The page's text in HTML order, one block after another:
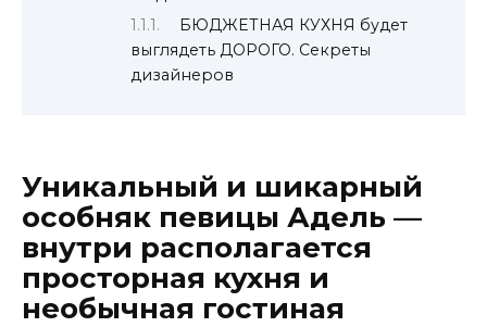
БЮДЖЕТНАЯ КУХНЯ будет
выглядеть ДОРОГО. Секреты
дизайнеров
Уникальный и шикарный
особняк певицы Адель —
внутри располагается
просторная кухня и
необычная гостиная